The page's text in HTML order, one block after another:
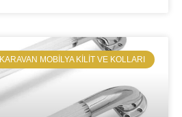
​KARAVAN MOBILYA KILIT VE KOLLARI